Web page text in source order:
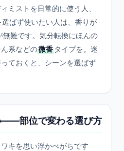
ミストを日常的に使う人、
ばず使いたい人は、香りが
無難です。気分転換にほんの
系などの微香 タイプを。迷
ておくと、シーンを選ばず
——部位で変わる選び方
キを思い浮かべがちです